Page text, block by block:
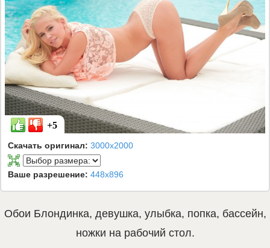
+5
Скачать оригинал: 3000x2000
Ваше разрешение: 448x896
Обои Блондинка, девушка, улыбка, попка, бассейн,
ножки на рабочий стол.